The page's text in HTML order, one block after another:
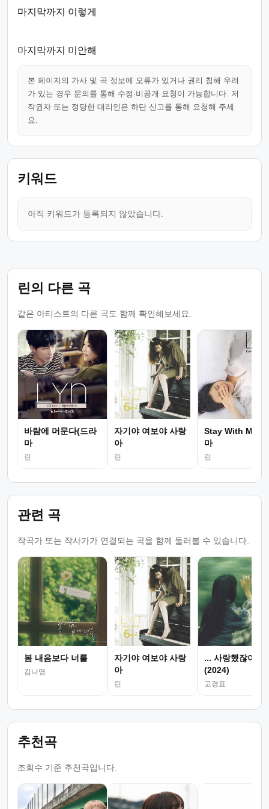
마지막까지 이렇게
마지막까지 미안해
본 페이지의 가사 및 곡 정보에 오류가 있거나 권리 침해 우려
가 있는 경우 문의를 통해 수정·비공개 요청이 가능합니다. 저
작권자 또는 정당한 대리인은 하단 신고를 통해 요청해 주세
요.
키워드
아직 키워드가 등록되지 않았습니다.
린의 다른 곡
같은 아티스트의 다른 곡도 함께 확인해보세요.
바람에 머문다(드라
마
린
자기야 여보야 사랑
아
린
Stay With Me (
마
린
관련 곡
작곡가 또는 작사가가 연결되는 곡을 함께 둘러볼 수 있습니다.
봄 내음보다 너를
김나영
자기야 여보야 사랑
아
린
... 사랑했잖아...
(2024)
고경표
추천곡
조회수 기준 추천곡입니다.